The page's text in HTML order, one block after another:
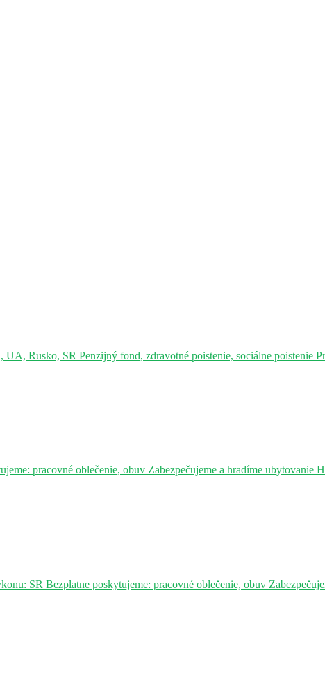
Rusko, SR Penzijný fond, zdravotné poistenie, sociálne poistenie
pracovné oblečenie, obuv Zabezpečujeme a hradíme ubytovanie
SR Bezplatne poskytujeme: pracovné oblečenie, obuv